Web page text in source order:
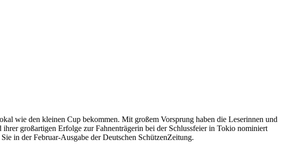
wie den kleinen Cup bekommen. Mit großem Vorsprung haben die Leserinnen und
großartigen Erfolge zur Fahnenträgerin bei der Schlussfeier in Tokio nominiert
in der Februar-Ausgabe der Deutschen SchützenZeitung.